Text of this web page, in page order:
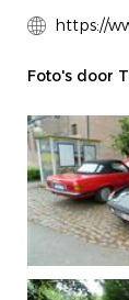
https://
Foto's door